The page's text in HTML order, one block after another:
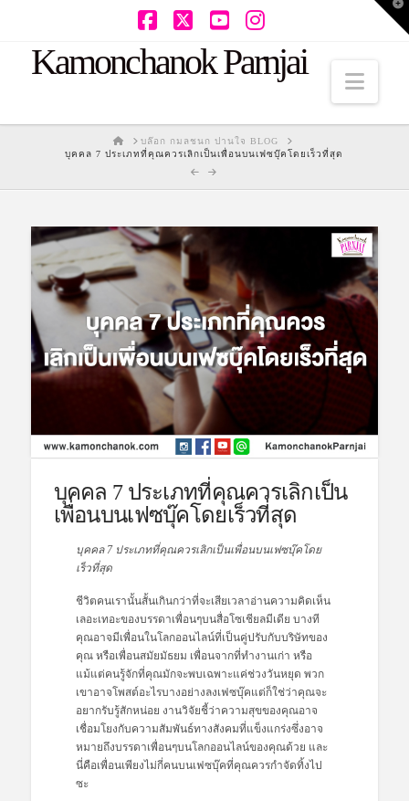
Kamonchanok Parnjai
HOMEบล๊อก กมลชนก ปานใจ BLOG
บุคคล 7 ประเภทที่คุณควรเลิกเป็นเพื่อนบนเฟซบุ๊คโดยเร็วที่สุด
บุคคล 7 ประเภทที่คุณควรเลิกเป็น
เพื่อนบนเฟซบุ๊คโดยเร็วที่สุด
บุคคล 7 ประเภทที่คุณควรเลิกเป็นเพื่อนบนเฟซบุ๊คโดย
เร็วที่สุด
ชีวิตคนเรานั้นสั้นเกินกว่าที่จะเสียเวลาอ่านความคิดเห็น
เลอะเทอะของบรรดาเพื่อนๆบนสื่อโซเชียลมีเดีย บางที
คุณอาจมีเพื่อนในโลกออนไลน์ที่เป็นคู่ปรับกับบริษัทของ
คุณ หรือเพื่อนสมัยมัธยม เพื่อนจากที่ทำงานเก่า หรือ
แม้แต่คนรู้จักที่คุณมักจะพบเฉพาะแค่ช่วงวันหยุด พวก
เขาอาจโพสต์อะไรบางอย่างลงเฟซบุ๊คแต่ก็ใช่ว่าคุณจะ
อยากรับรู้สักหน่อย งานวิจัยชี้ว่าความสุขของคุณอาจ
เชื่อมโยงกับความสัมพันธ์ทางสังคมที่แข็งแกร่งซึ่งอาจ
หมายถึงบรรดาเพื่อนๆบนโลกออนไลน์ของคุณด้วย และ
นี่คือเพื่อนเพียงไม่กี่คนบนเฟซบุ๊คที่คุณควรกำจัดทิ้งไป
ซะ